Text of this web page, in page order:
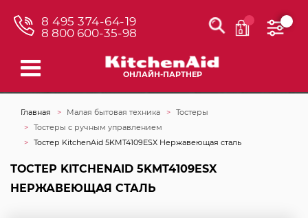
8 495 374-64-19
8 800 600-35-98
ОНЛАЙН-ПАРТНЕР
Главная Малая бытовая техника
Тостеры
Тостеры с ручным управлением
Тостер KitchenAid 5KMT4109ESX Нержавеющая сталь
ТОСТЕР KITCHENAID 5KMT4109ESX
НЕРЖАВЕЮЩАЯ СТАЛЬ